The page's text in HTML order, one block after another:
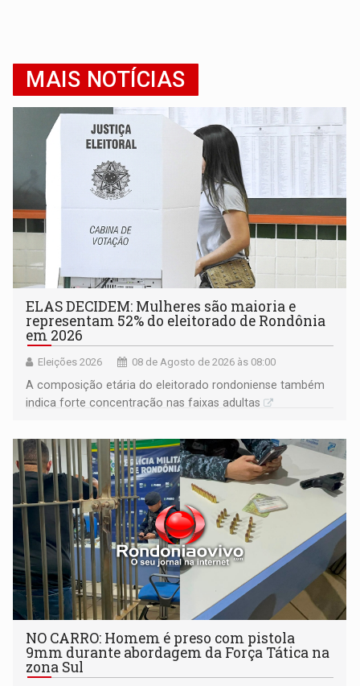
MAIS NOTÍCIAS
ELAS DECIDEM: Mulheres são maioria e
representam 52% do eleitorado de Rondônia
em 2026
Eleições 2026 08 de Agosto de 2026 às 08:00
A composição etária do eleitorado rondoniense também
indica forte concentração nas faixas adultas
NO CARRO: Homem é preso com pistola
9mm durante abordagem da Força Tática na
zona Sul